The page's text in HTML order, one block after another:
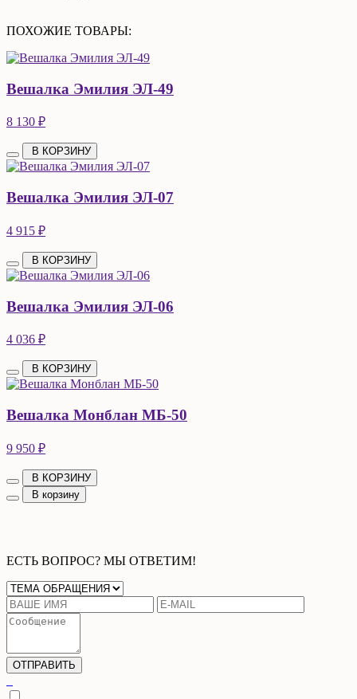
ПОХОЖИЕ ТОВАРЫ:
Вешалка Эмилия ЭЛ-49
8 130 ₽
В КОРЗИНУ
Вешалка Эмилия ЭЛ-07
4 915 ₽
В КОРЗИНУ
Вешалка Эмилия ЭЛ-06
4 036 ₽
В КОРЗИНУ
Вешалка Монблан МБ-50
9 950 ₽
В КОРЗИНУ
В корзину
ЕСТЬ ВОПРОС? МЫ ОТВЕТИМ!